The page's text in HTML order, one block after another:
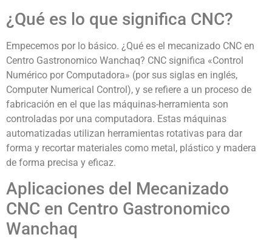
¿Qué es lo que significa CNC?
Empecemos por lo básico. ¿Qué es el mecanizado CNC en
Centro Gastronomico Wanchaq? CNC significa «Control
Numérico por Computadora» (por sus siglas en inglés,
Computer Numerical Control), y se refiere a un proceso de
fabricación en el que las máquinas-herramienta son
controladas por una computadora. Estas máquinas
automatizadas utilizan herramientas rotativas para dar
forma y recortar materiales como metal, plástico y madera
de forma precisa y eficaz.
Aplicaciones del Mecanizado
CNC en Centro Gastronomico
Wanchaq